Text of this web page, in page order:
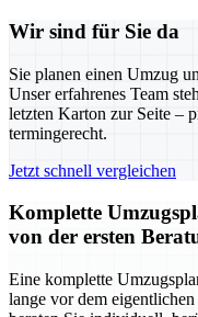
Wir sind für Sie da
Sie planen einen Umzug
Unser erfahrenes Team
letzten Karton zur Seite –
termingerecht.
Jetzt schnell vergleichen
Komplette
von der ersten
Eine komplette
lange vor dem